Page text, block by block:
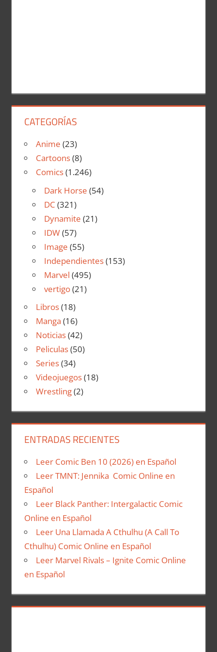
CATEGORÍAS
Anime (23)
Cartoons(8)
Comics(1.246)
Dark Horse (54)
DC (321)
Dynamite (21)
IDW(57)
Image (55)
Independientes(153)
Marvel (495)
vertigo(21)
Libros(18)
Manga (16)
Noticias(42)
Peliculas(50)
Series(34)
Videojuegos(18)
Wrestling(2)
ENTRADAS RECIENTES
Leer Comic Ben 10 (2026) en Español
Leer TMNT: Jennika Comic Online en
Español
Leer Black Panther: Intergalactic Comic
Online en Español
Leer Una Llamada A Cthulhu (A Call To
Cthulhu) Comic Online en Español
Leer Marvel Rivals – Ignite Comic Online
en Español